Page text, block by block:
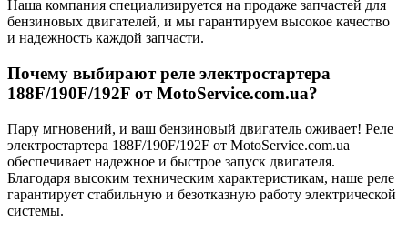
Наша компания специализируется на продаже запчастей для
бензиновых двигателей, и мы гарантируем высокое качество
и надежность каждой запчасти.
Почему выбирают реле электростартера
188F/190F/192F от MotoService.com.ua?
Пару мгновений, и ваш бензиновый двигатель оживает! Реле
электростартера 188F/190F/192F от MotoService.com.ua
обеспечивает надежное и быстрое запуск двигателя.
Благодаря высоким техническим характеристикам, наше реле
гарантирует стабильную и безотказную работу электрической
системы.